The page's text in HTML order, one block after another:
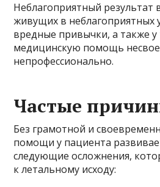
Неблагоприятный
живущих в неблагоприятных
вредные привычки, а также у
медицинскую помощь
непрофессионально.
Частые
Без грамотной и
помощи у пациента
следующие осложнения,
к летальному исходу: